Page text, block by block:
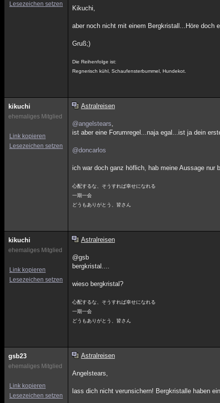
Lesezeichen setzen
Kikuchi,
aber noch nicht mit einem Bergkristall...Höre doch
Gruß;)
Die Reihenfolge ist:
Regnerisch kühl, Schaufensterbummel, Hundekot.
kikuchi
ehemaliges Mitglied
Link kopieren
Lesezeichen setzen
Astralreisen
@angelstears,
ist aber eine Forumregel...naja egal...ist ja dein
@doncarlos
ich war doch ganz höflich, hab meine Aussage nur
心配するな、そうすれば幸せになれる
一期一会
どうもありがとう、皆さん
kikuchi
ehemaliges Mitglied
Link kopieren
Lesezeichen setzen
Astralreisen
@gsb
bergkristal....
wieso bergkristal?
心配するな、そうすれば幸せになれる
一期一会
どうもありがとう、皆さん
gsb23
ehemaliges Mitglied
Link kopieren
Lesezeichen setzen
Astralreisen
Angelstears,
lass dich nicht verunsichern! Bergkristalle haben